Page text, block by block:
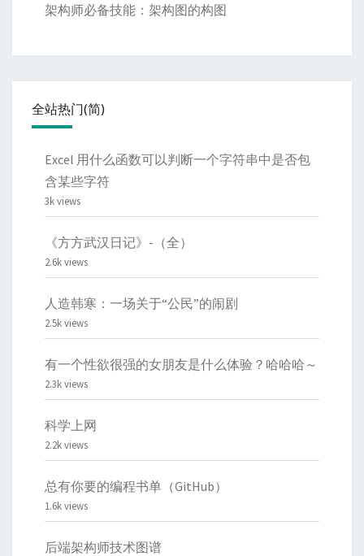
架构师必备技能：架构图的构图
全站热门(简)
Excel 用什么函数可以判断一个字符串中是否包
含某些字符
3k views
《方方武汉日记》-（全）
2.6k views
人造韩寒：一场关于“公民”的闹剧
2.5k views
有一个性欲很强的女朋友是什么体验？哈哈哈～
2.3k views
科学上网
2.2k views
总有你要的编程书单（GitHub）
1.6k views
后端架构师技术图谱